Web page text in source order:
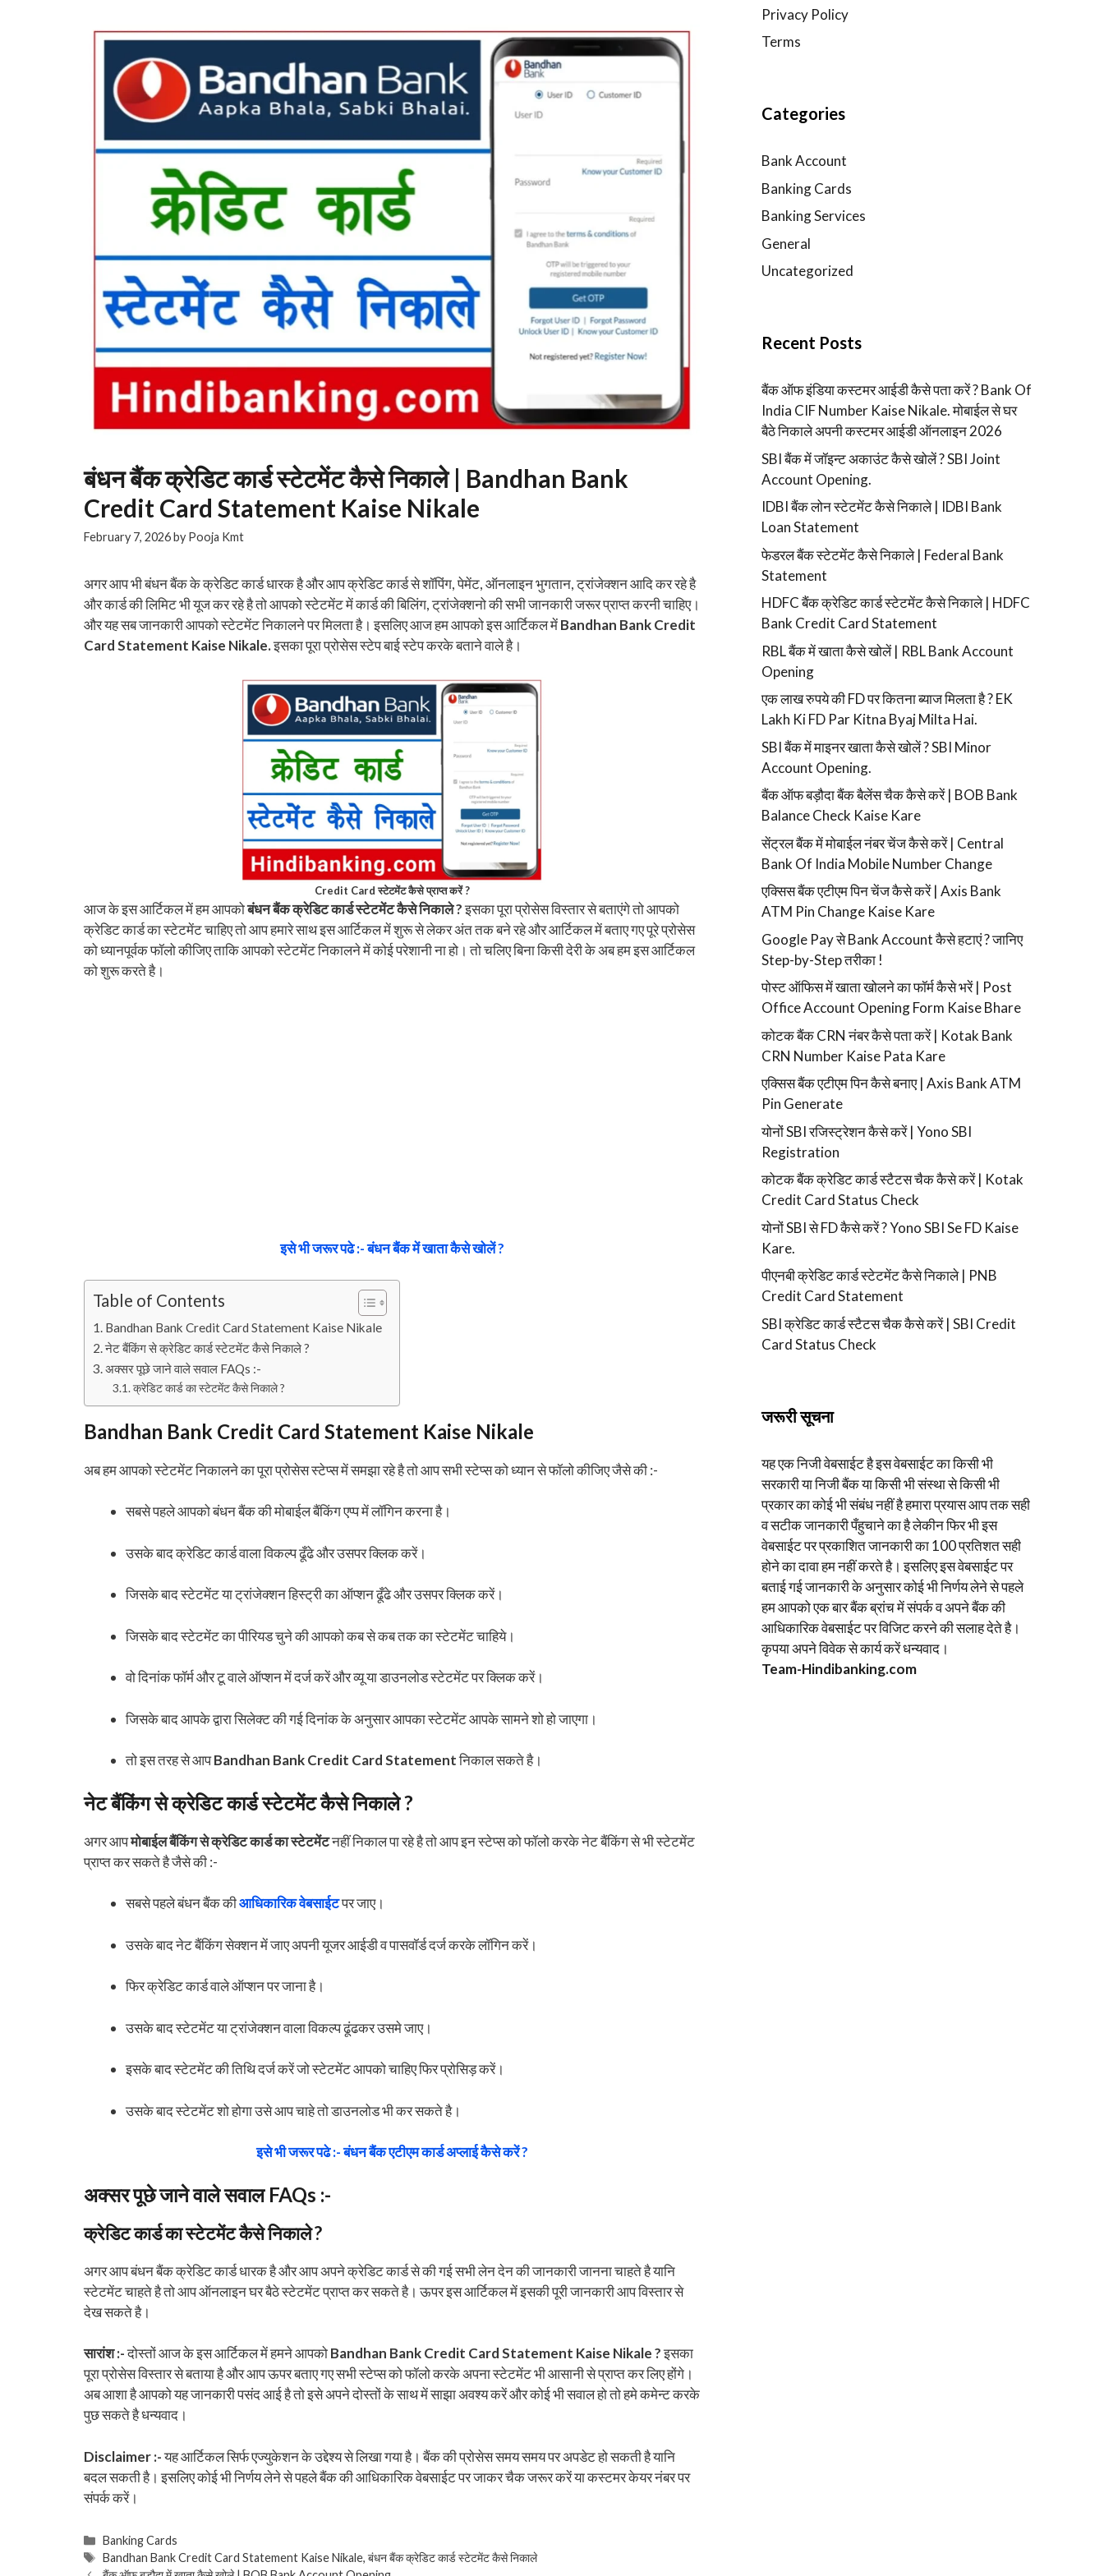
बंधन बैंक क्रेडिट कार्ड स्टेटमेंट कैसे निकाले | Bandhan Bank
Credit Card Statement Kaise Nikale
February 7, 2026 by Pooja Kmt
अगर आप भी बंधन बैंक के क्रेडिट कार्ड धारक है और आप क्रेडिट कार्ड से शॉपिंग, पेमेंट, ऑनलाइन भुगतान, ट्रांजेक्शन आदि कर रहे है
और कार्ड की लिमिट भी यूज कर रहे है तो आपको स्टेटमेंट में कार्ड की बिलिंग, ट्रांजेक्शनो की सभी जानकारी जरूर प्राप्त करनी चाहिए।
और यह सब जानकारी आपको स्टेटमेंट निकालने पर मिलता है। इसलिए आज हम आपको इस आर्टिकल मेंBandhan Bank Credit
Card Statement Kaise Nikale.इसका पूरा प्रोसेस स्टेप बाई स्टेप करके बताने वाले है।
Credit Card स्टेटमेंट कैसे प्राप्त करें ?
आज के इस आर्टिकल में हम आपकोबंधन बैंक क्रेडिट कार्ड स्टेटमेंट कैसे निकाले ?इसका पूरा प्रोसेस विस्तार से बताएंगे तो आपको
क्रेडिट कार्ड का स्टेटमेंट चाहिए तो आप हमारे साथ इस आर्टिकल में शुरू से लेकर अंत तक बने रहे और आर्टिकल में बताए गए पूरे प्रोसेस
को ध्यानपूर्वक फॉलो कीजिए ताकि आपको स्टेटमेंट निकालने में कोई परेशानी ना हो। तो चलिए बिना किसी देरी के अब हम इस आर्टिकल
को शुरू करते है।
इसे भी जरूर पढे :- बंधन बैंक में खाता कैसे खोलें ?
Table of Contents
Bandhan Bank Credit Card Statement Kaise Nikale
नेट बैंकिंग से क्रेडिट कार्ड स्टेटमेंट कैसे निकाले ?
अक्सर पूछे जाने वाले सवाल FAQs :-
क्रेडिट कार्ड का स्टेटमेंट कैसे निकाले ?
Bandhan Bank Credit Card Statement Kaise Nikale
अब हम आपको स्टेटमेंट निकालने का पूरा प्रोसेस स्टेप्स में समझा रहे है तो आप सभी स्टेप्स को ध्यान से फॉलो कीजिए जैसे की :-
सबसे पहले आपको बंधन बैंक की मोबाईल बैंकिंग एप्प में लॉगिन करना है।
उसके बाद क्रेडिट कार्ड वाला विकल्प ढूँढे और उसपर क्लिक करें।
जिसके बाद स्टेटमेंट या ट्रांजेक्शन हिस्ट्री का ऑप्शन ढूँढे और उसपर क्लिक करें।
जिसके बाद स्टेटमेंट का पीरियड चुने की आपको कब से कब तक का स्टेटमेंट चाहिये।
वो दिनांक फॉर्म और टू वाले ऑप्शन में दर्ज करें और व्यू या डाउनलोड स्टेटमेंट पर क्लिक करें।
जिसके बाद आपके द्वारा सिलेक्ट की गई दिनांक के अनुसार आपका स्टेटमेंट आपके सामने शो हो जाएगा।
तो इस तरह से आपBandhan Bank Credit Card Statementनिकाल सकते है।
नेट बैंकिंग से क्रेडिट कार्ड स्टेटमेंट कैसे निकाले ?
अगर आपमोबाईल बैंकिंग से क्रेडिट कार्ड का स्टेटमेंटनहीं निकाल पा रहे है तो आप इन स्टेप्स को फॉलो करके नेट बैंकिंग से भी स्टेटमेंट
प्राप्त कर सकते है जैसे की :-
सबसे पहले बंधन बैंक कीआधिकारिक वेबसाईटपर जाए।
उसके बाद नेट बैंकिंग सेक्शन में जाए अपनी यूजर आईडी व पासवॉर्ड दर्ज करके लॉगिन करें।
फिर क्रेडिट कार्ड वाले ऑप्शन पर जाना है।
उसके बाद स्टेटमेंट या ट्रांजेक्शन वाला विकल्प ढूंढकर उसमे जाए।
इसके बाद स्टेटमेंट की तिथि दर्ज करें जो स्टेटमेंट आपको चाहिए फिर प्रोसिड़ करें।
उसके बाद स्टेटमेंट शो होगा उसे आप चाहे तो डाउनलोड भी कर सकते है।
इसे भी जरूर पढे :- बंधन बैंक एटीएम कार्ड अप्लाई कैसे करें ?
अक्सर पूछे जाने वाले सवाल FAQs :-
क्रेडिट कार्ड का स्टेटमेंट कैसे निकाले ?
अगर आप बंधन बैंक क्रेडिट कार्ड धारक है और आप अपने क्रेडिट कार्ड से की गई सभी लेन देन की जानकारी जानना चाहते है यानि
स्टेटमेंट चाहते है तो आप ऑनलाइन घर बैठे स्टेटमेंट प्राप्त कर सकते है। ऊपर इस आर्टिकल में इसकी पूरी जानकारी आप विस्तार से
देख सकते है।
सारांश :-दोस्तों आज के इस आर्टिकल में हमने आपकोBandhan Bank Credit Card Statement Kaise Nikale ?इसका
पूरा प्रोसेस विस्तार से बताया है और आप ऊपर बताए गए सभी स्टेप्स को फॉलो करके अपना स्टेटमेंट भी आसानी से प्राप्त कर लिए होंगे।
अब आशा है आपको यह जानकारी पसंद आई है तो इसे अपने दोस्तों के साथ में साझा अवश्य करें और कोई भी सवाल हो तो हमे कमेन्ट करके
पुछ सकते है धन्यवाद।
Disclaimer :-यह आर्टिकल सिर्फ एज्युकेशन के उद्देश्य से लिखा गया है। बैंक की प्रोसेस समय समय पर अपडेट हो सकती है यानि
बदल सकती है। इसलिए कोई भी निर्णय लेने से पहले बैंक की आधिकारिक वेबसाईट पर जाकर चैक जरूर करें या कस्टमर केयर नंबर पर
संपर्क करें।
Categories
Banking Cards
Tags
Bandhan Bank Credit Card Statement Kaise Nikale,बंधन बैंक क्रेडिट कार्ड स्टेटमेंट कैसे निकाले
Privacy Policy
Terms
Categories
Bank Account
Banking Cards
Banking Services
General
Uncategorized
Recent Posts
बैंक ऑफ इंडिया कस्टमर आईडी कैसे पता करें ? Bank Of
India CIF Number Kaise Nikale. मोबाईल से घर
बैठे निकाले अपनी कस्टमर आईडी ऑनलाइन 2026
SBI बैंक में जॉइन्ट अकाउंट कैसे खोलें ? SBI Joint
Account Opening.
IDBI बैंक लोन स्टेटमेंट कैसे निकाले | IDBI Bank
Loan Statement
फेडरल बैंक स्टेटमेंट कैसे निकाले | Federal Bank
Statement
HDFC बैंक क्रेडिट कार्ड स्टेटमेंट कैसे निकाले | HDFC
Bank Credit Card Statement
RBL बैंक में खाता कैसे खोलें | RBL Bank Account
Opening
एक लाख रुपये की FD पर कितना ब्याज मिलता है ? EK
Lakh Ki FD Par Kitna Byaj Milta Hai.
SBI बैंक में माइनर खाता कैसे खोलें ? SBI Minor
Account Opening.
बैंक ऑफ बड़ौदा बैंक बैलेंस चैक कैसे करें | BOB Bank
Balance Check Kaise Kare
सेंट्रल बैंक में मोबाईल नंबर चेंज कैसे करें | Central
Bank Of India Mobile Number Change
एक्सिस बैंक एटीएम पिन चेंज कैसे करें | Axis Bank
ATM Pin Change Kaise Kare
Google Pay से Bank Account कैसे हटाएं ? जानिए
Step-by-Step तरीका !
पोस्ट ऑफिस में खाता खोलने का फॉर्म कैसे भरें | Post
Office Account Opening Form Kaise Bhare
कोटक बैंक CRN नंबर कैसे पता करें | Kotak Bank
CRN Number Kaise Pata Kare
एक्सिस बैंक एटीएम पिन कैसे बनाए | Axis Bank ATM
Pin Generate
योनों SBI रजिस्ट्रेशन कैसे करें | Yono SBI
Registration
कोटक बैंक क्रेडिट कार्ड स्टैटस चैक कैसे करें | Kotak
Credit Card Status Check
योनों SBI से FD कैसे करें ? Yono SBI Se FD Kaise
Kare.
पीएनबी क्रेडिट कार्ड स्टेटमेंट कैसे निकाले | PNB
Credit Card Statement
SBI क्रेडिट कार्ड स्टैटस चैक कैसे करें | SBI Credit
Card Status Check
जरूरी सूचना
यह एक निजी वेबसाईट है इस वेबसाईट का किसी भी
सरकारी या निजी बैंक या किसी भी संस्था से किसी भी
प्रकार का कोई भी संबंध नहीं है हमारा प्रयास आप तक सही
व सटीक जानकारी पँहुचाने का है लेकीन फिर भी इस
वेबसाईट पर प्रकाशित जानकारी का 100 प्रतिशत सही
होने का दावा हम नहीं करते है। इसलिए इस वेबसाईट पर
बताई गई जानकारी के अनुसार कोई भी निर्णय लेने से पहले
हम आपको एक बार बैंक ब्रांच में संपर्क व अपने बैंक की
आधिकारिक वेबसाईट पर विजिट करने की सलाह देते है।
कृपया अपने विवेक से कार्य करें धन्यवाद।
Team-Hindibanking.com